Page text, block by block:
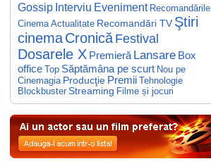
Gossip Interviu Eveniment Recomandările
Cinema Actualitate Recomandări TV Ştiri
cinemaCronicăFestival
Dosarele X Premieră Lansare Box
office Top Săptămâna pe scurt Nou pe
Cinemagia Producţie Premii Tehnologie
Blockbuster Streaming Filme și jocuri